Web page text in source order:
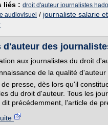
liés : droit d'auteur journalistes
audiovisuel / journaliste salarie
d'auteur des
aux journalistes du droit
de la qualité
de presse, dès lors qu'il
du droit d'auteur. Tous les
précédemment, l'article de